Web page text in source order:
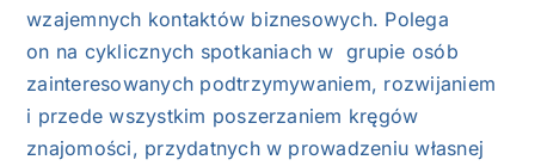
wzajemnych kontaktów biznesowych. Polega
on na cyklicznych spotkaniach w grupie osób
zainteresowanych podtrzymywaniem, rozwijaniem
i przede wszystkim poszerzaniem kręgów
znajomości, przydatnych w prowadzeniu własnej